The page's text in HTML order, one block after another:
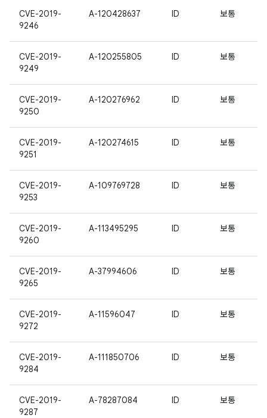
CVE-2019-
9246
A-120428637 ID 보통
CVE-2019-
9249
A-120255805 ID 보통
CVE-2019-
9250
A-120276962 ID 보통
CVE-2019-
9251
A-120274615 ID 보통
CVE-2019-
9253
A-109769728 ID 보통
CVE-2019-
9260
A-113495295 ID 보통
CVE-2019-
9265
A-37994606 ID 보통
CVE-2019-
9272
A-11596047 ID 보통
CVE-2019-
9284
A-111850706 ID 보통
CVE-2019-
9287
A-78287084 ID 보통